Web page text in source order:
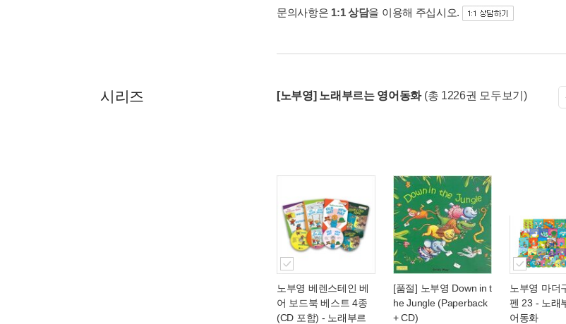
문의사항은 1:1 상담을 이용해 주십시오.
시리즈 [노부영] 노래부르는 영어동화 (총 1226권 모두보기)
노부영 베렌스테인 베
어 보드북 베스트 4종
(CD 포함) - 노래부르
[품절] 노부영 Down in t
he Jungle (Paperback
+ CD)
노부영 마더
펜 23 - 노래
어동화